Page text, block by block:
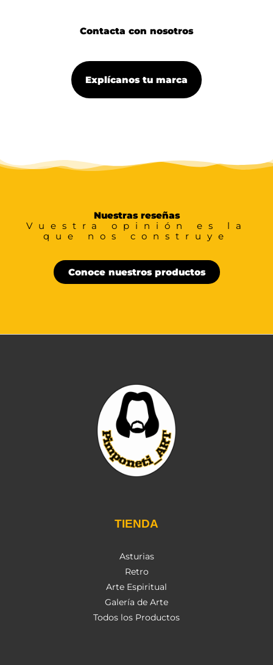
Contacta con nosotros
Explícanos tu marca
Nuestras reseñas
Vuestra opinión es la
que nos construye
Conoce nuestros productos
TIENDA
Asturias
Retro
Arte Espiritual
Galería de Arte
Todos los Productos